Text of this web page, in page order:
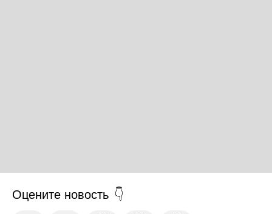
Оцените новость